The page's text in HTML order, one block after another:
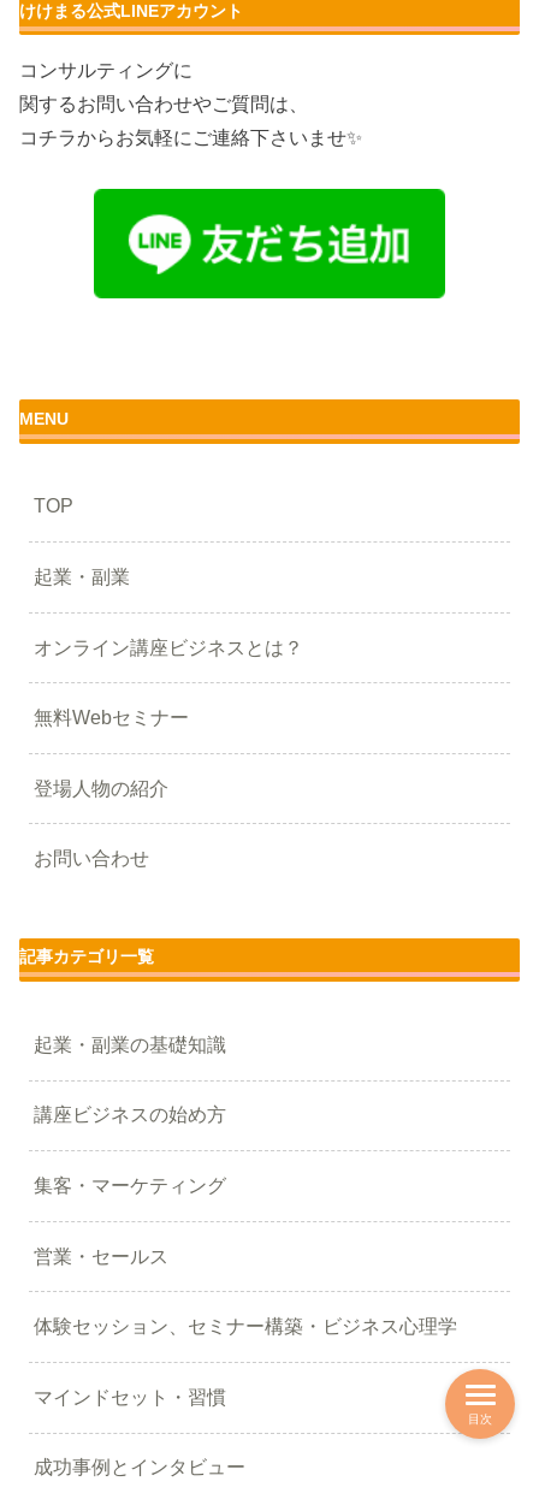
けけまる公式LINEアカウント
コンサルティングに
関するお問い合わせやご質問は、
コチラからお気軽にご連絡下さいませ✨
MENU
TOP
起業・副業
オンライン講座ビジネスとは？
無料Webセミナー
登場人物の紹介
お問い合わせ
記事カテゴリ一覧
起業・副業の基礎知識
講座ビジネスの始め方
集客・マーケティング
営業・セールス
体験セッション、セミナー構築・ビジネス心理学
マインドセット・習慣
成功事例とインタビュー
目次